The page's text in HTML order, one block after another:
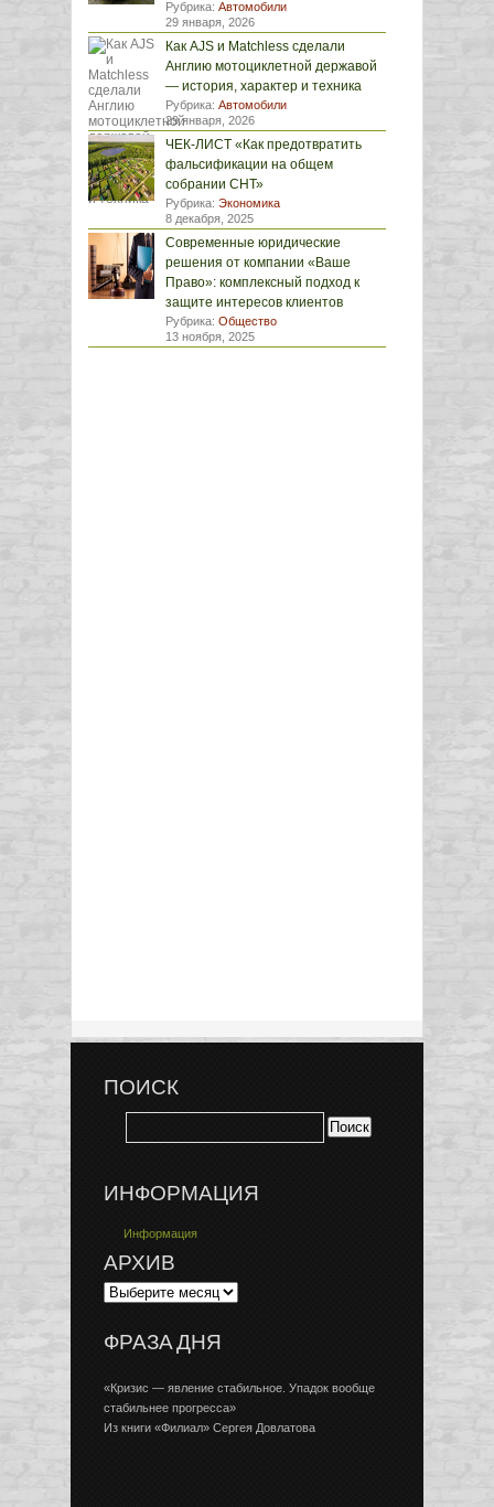
Рубрика: Автомобили
29 января, 2026
Как AJS и Matchless сделали
Англию мотоциклетной державой
— история, характер и техника
Рубрика: Автомобили
29 января, 2026
ЧЕК-ЛИСТ «Как предотвратить
фальсификации на общем
собрании СНТ»
Рубрика: Экономика
8 декабря, 2025
Современные юридические
решения от компании «Ваше
Право»: комплексный подход к
защите интересов клиентов
Рубрика: Общество
13 ноября, 2025
ПОИСК
ИНФОРМАЦИЯ
Информация
АРХИВ
ФРАЗА ДНЯ
«Кризис — явление стабильное. Упадок вообще
стабильнее прогресса»
Из книги «Филиал» Сергея Довлатова